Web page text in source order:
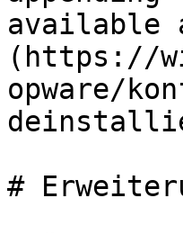
available
(https://
opware/
#